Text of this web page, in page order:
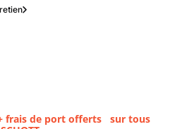
frais de port offerts sur tous